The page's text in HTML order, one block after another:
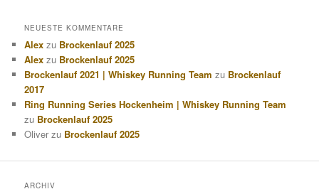
NEUESTE KOMMENTARE
Alex zu Brockenlauf 2025
Alex zu Brockenlauf 2025
Brockenlauf 2021 | Whiskey Running Team zu Brockenlauf
2017
Ring Running Series Hockenheim | Whiskey Running Team
zu Brockenlauf 2025
Oliver zu Brockenlauf 2025
ARCHIV